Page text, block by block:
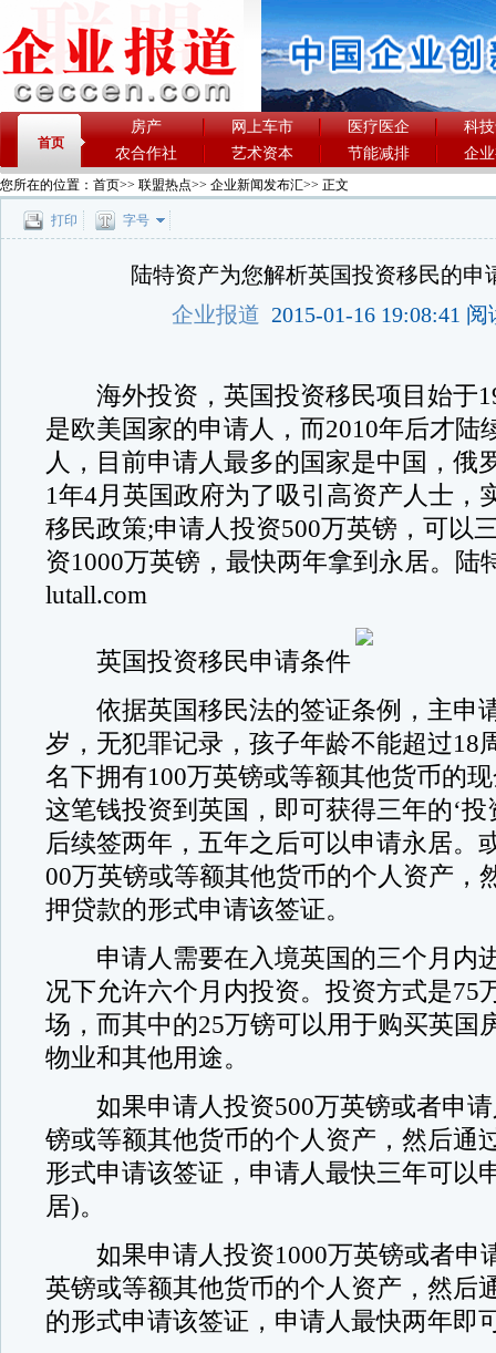
首页
房产 网上车市 医疗医企
科
农合作社
艺术资本 节能减排 企
您所在的位置： 首页>> 联盟热点>> 企业新闻发布汇>> 正文
打印 字号
陆特资产为您解析英国投资移民的申
企业报道 2015-01-16 19:08:41
海外投资，英国投资移民项目始于
是欧美国家的申请人，而2010年后才陆
人，目前申请人最多的国家是中国，俄
1年4月英国政府为了吸引高资产人士，
移民政策;申请人投资500万英镑，可以
资1000万英镑，最快两年拿到永居。陆
lutall.com
英国投资移民申请条件
依据英国移民法的签证条例，主申
岁，无犯罪记录，孩子年龄不能超过18
名下拥有100万英镑或等额其他货币的
这笔钱投资到英国，即可获得三年的‘投
后续签两年，五年之后可以申请永居。
00万英镑或等额其他货币的个人资产，
押贷款的形式申请该签证。
申请人需要在入境英国的三个月内
况下允许六个月内投资。投资方式是75
场，而其中的25万镑可以用于购买英国
物业和其他用途。
如果申请人投资500万英镑或者申请
镑或等额其他货币的个人资产，然后通
形式申请该签证，申请人最快三年可以
居)。
如果申请人投资1000万英镑或者申
英镑或等额其他货币的个人资产，然后
的形式申请该签证，申请人最快两年即